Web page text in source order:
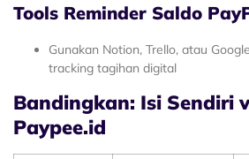
Tools Reminder Saldo
Gunakan Notion, Trello, atau
tracking tagihan digital
Bandingkan: Isi Sendiri
Paypee.id